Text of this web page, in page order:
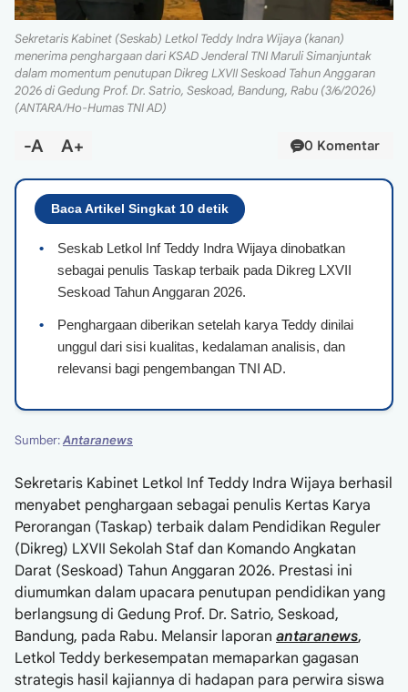
Sekretaris Kabinet (Seskab) Letkol Teddy Indra Wijaya (kanan)
menerima penghargaan dari KSAD Jenderal TNI Maruli Simanjuntak
dalam momentum penutupan Dikreg LXVII Seskoad Tahun Anggaran
2026 di Gedung Prof. Dr. Satrio, Seskoad, Bandung, Rabu (3/6/2026)
(ANTARA/Ho-Humas TNI AD)
-A A+ 0 Komentar
Baca Artikel Singkat 10 detik
•
Seskab Letkol Inf Teddy Indra Wijaya dinobatkan
sebagai penulis Taskap terbaik pada Dikreg LXVII
Seskoad Tahun Anggaran 2026.
•
Penghargaan diberikan setelah karya Teddy dinilai
unggul dari sisi kualitas, kedalaman analisis, dan
relevansi bagi pengembangan TNI AD.
Sumber:Antaranews
Sekretaris Kabinet Letkol Inf Teddy Indra Wijaya berhasil
menyabet penghargaan sebagai penulis Kertas Karya
Perorangan (Taskap) terbaik dalam Pendidikan Reguler
(Dikreg) LXVII Sekolah Staf dan Komando Angkatan
Darat (Seskoad) Tahun Anggaran 2026. Prestasi ini
diumumkan dalam upacara penutupan pendidikan yang
berlangsung di Gedung Prof. Dr. Satrio, Seskoad,
Bandung, pada Rabu. Melansir laporan antaranews,
Letkol Teddy berkesempatan memaparkan gagasan
strategis hasil kajiannya di hadapan para perwira siswa